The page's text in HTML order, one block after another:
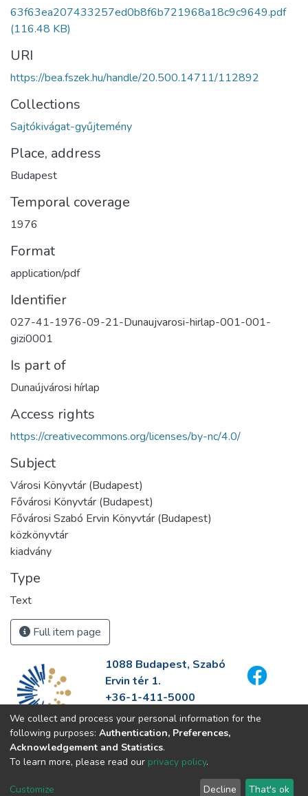
63f63ea207433257ed0b8f6b721968a18c9c9649.pdf
(116.48 KB)
URI
https://bea.fszek.hu/handle/20.500.14711/112892
Collections
Sajtókivágat-gyűjtemény
Place, address
Budapest
Temporal coverage
1976
Format
application/pdf
Identifier
027-41-1976-09-21-Dunaujvarosi-hirlap-001-001-
gizi0001
Is part of
Dunaújvárosi hírlap
Access rights
https://creativecommons.org/licenses/by-nc/4.0/
Subject
Városi Könyvtár (Budapest)
Fővárosi Könyvtár (Budapest)
Fővárosi Szabó Ervin Könyvtár (Budapest)
közkönyvtár
kiadvány
Type
Text
Full item page
1088 Budapest, Szabó
Ervin tér 1.
+36-1-411-5000
info@fszek.hu
https://fszek.hu
We collect and process your personal information for the
following purposes: Authentication, Preferences,
Acknowledgement and Statistics.
To learn more, please read our privacy policy.
Customize Decline That's ok